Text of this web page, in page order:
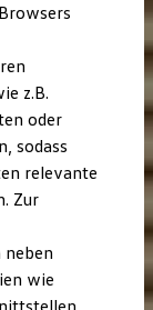
z.B.
oder
sodass
relevante
Zur
wie